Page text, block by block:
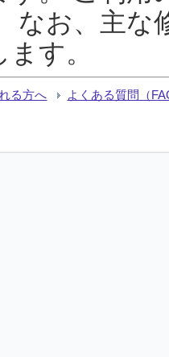
なお、主な
す。
る方へ よくある質問（